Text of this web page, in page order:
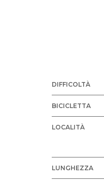
DIFFICOLTÀ
BICICLETTA
LOCALITÀ
LUNGHEZZA